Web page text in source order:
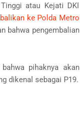
atau Kejati DKI
ke Polda Metro
bahwa pengembalian
pihaknya akan
dikenal sebagai P19.